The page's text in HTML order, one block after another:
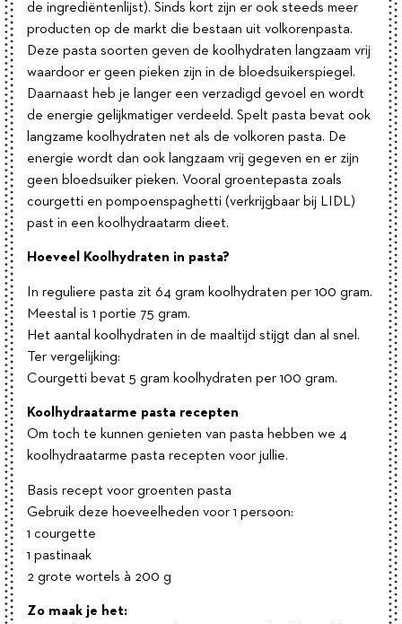
de ingrediëntenlijst). Sinds kort zijn er ook steeds meer
producten op de markt die bestaan uit volkorenpasta.
Deze pasta soorten geven de koolhydraten langzaam vrij
waardoor er geen pieken zijn in de bloedsuikerspiegel.
Daarnaast heb je langer een verzadigd gevoel en wordt
de energie gelijkmatiger verdeeld. Spelt pasta bevat ook
langzame koolhydraten net als de volkoren pasta. De
energie wordt dan ook langzaam vrij gegeven en er zijn
geen bloedsuiker pieken. Vooral groentepasta zoals
courgetti en pompoenspaghetti (verkrijgbaar bij LIDL)
past in een koolhydraatarm dieet.
Hoeveel Koolhydraten in pasta?
In reguliere pasta zit 64 gram koolhydraten per 100 gram.
Meestal is 1 portie 75 gram.
Het aantal koolhydraten in de maaltijd stijgt dan al snel.
Ter vergelijking:
Courgetti bevat 5 gram koolhydraten per 100 gram.
Koolhydraatarme pasta recepten
Om toch te kunnen genieten van pasta hebben we 4
koolhydraatarme pasta recepten voor jullie.
Basis recept voor groenten pasta
Gebruik deze hoeveelheden voor 1 persoon:
1 courgette
1 pastinaak
2 grote wortels à 200 g
Zo maak je het: